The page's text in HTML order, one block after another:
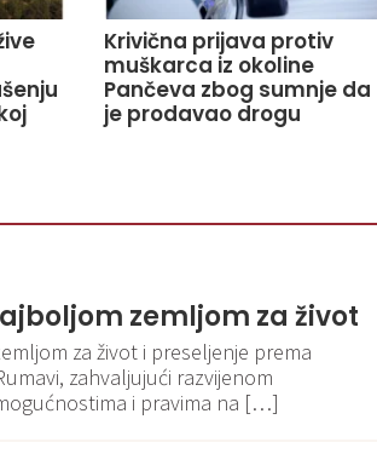
Krivična prijava protiv
muškarca iz okoline
Pančeva zbog sumnje da
je prodavao drogu
zemljom za život
za život i preseljenje prema
zahvaljujući razvijenom
i pravima na […]